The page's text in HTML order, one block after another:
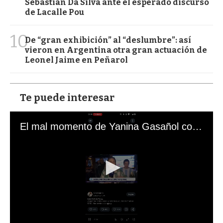
Sebastián Da Silva ante el esperado discurso
de Lacalle Pou
10De “gran exhibición” al “deslumbre”: así
vieron en Argentina otra gran actuación de
Leonel Jaime en Peñarol
Te puede interesar
El mal momento de Yanina Gasañol con un hincha argentino en "Subrayado"